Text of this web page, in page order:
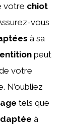
votre chiot
vous
à sa
peut
votre
N’oubliez
tels que
à